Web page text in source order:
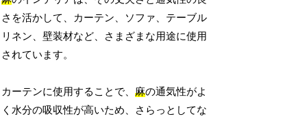
さを活かして、カーテン、ソファ、テーブル
リネン、壁装材など、さまざまな用途に使用
されています。
カーテンに使用することで、麻の通気性がよ
く水分の吸収性が高いため、さらっとしてな